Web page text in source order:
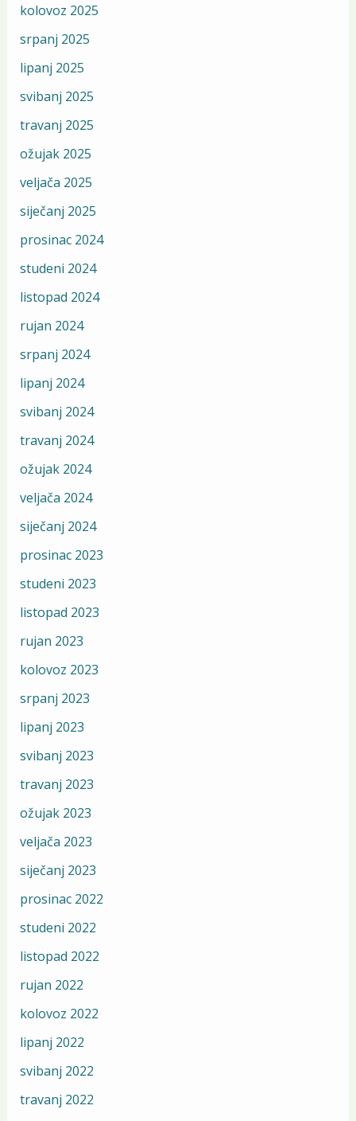
kolovoz 2025
srpanj 2025
lipanj 2025
svibanj 2025
travanj 2025
ožujak 2025
veljača 2025
siječanj 2025
prosinac 2024
studeni 2024
listopad 2024
rujan 2024
srpanj 2024
lipanj 2024
svibanj 2024
travanj 2024
ožujak 2024
veljača 2024
siječanj 2024
prosinac 2023
studeni 2023
listopad 2023
rujan 2023
kolovoz 2023
srpanj 2023
lipanj 2023
svibanj 2023
travanj 2023
ožujak 2023
veljača 2023
siječanj 2023
prosinac 2022
studeni 2022
listopad 2022
rujan 2022
kolovoz 2022
lipanj 2022
svibanj 2022
travanj 2022